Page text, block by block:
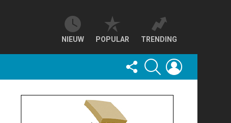
NIEUW POPULAR TRENDING
FOLLOW
US
SEARCH